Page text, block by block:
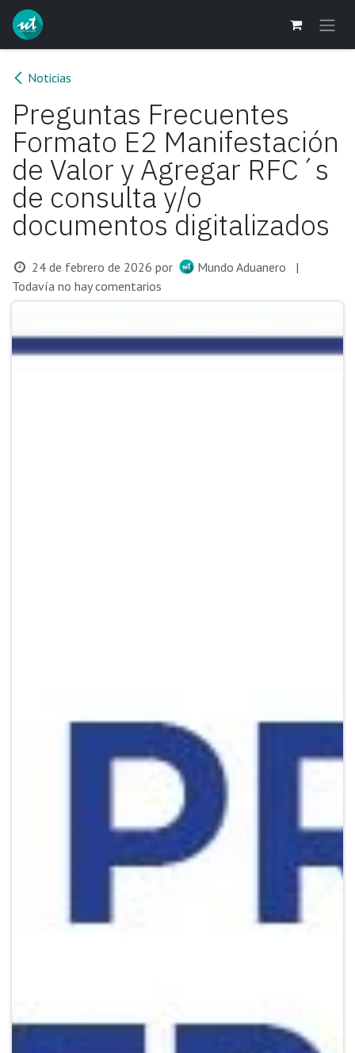
Ir al contenido
Noticias
Preguntas Frecuentes
Formato E2 Manifestación
de Valor y Agregar RFC´s
de consulta y/o
documentos digitalizados
24 de febrero de 2026 por Mundo Aduanero
|
Todavía no hay comentarios